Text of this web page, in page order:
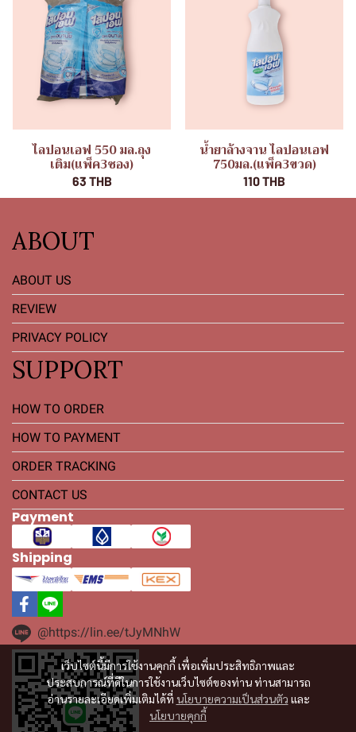
ไลปอนเอฟ 550 มล.ถุง
เติม(แพ็ค3ซอง)
63 THB
น้ำยาล้างจาน ไลปอนเอฟ
750มล.(แพ็ค3ขวด)
110 THB
เว็บไซต์นี้มีการใช้งานคุกกี้ เพื่อเพิ่มประสิทธิภาพและ
ประสบการณ์ที่ดีในการใช้งานเว็บไซต์ของท่าน ท่านสามารถ
อ่านรายละเอียดเพิ่มเติมได้ที่ นโยบายความเป็นส่วนตัว และ
นโยบายคุกกี้
ABOUT
ABOUT US
REVIEW
PRIVACY POLICY
SUPPORT
HOW TO ORDER
HOW TO PAYMENT
ORDER TRACKING
CONTACT US
Payment
Shipping
@https://lin.ee/tJyMNhW